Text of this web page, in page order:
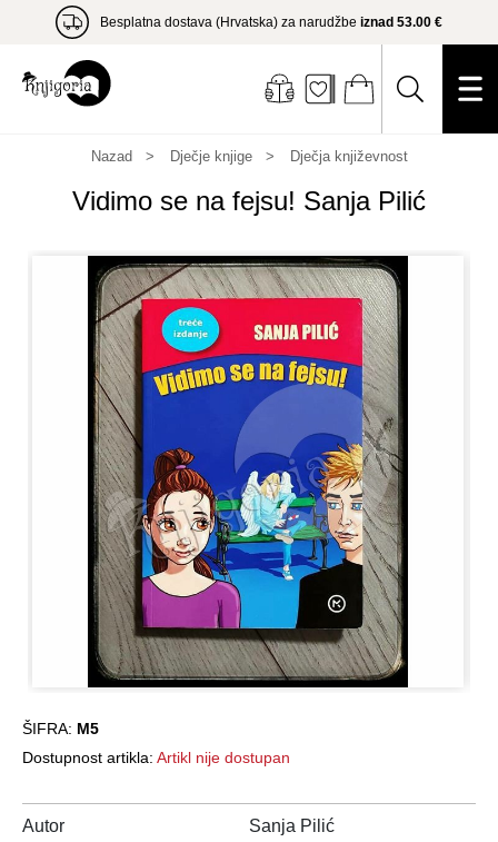
Besplatna dostava (Hrvatska) za narudžbe iznad 53.00 €
Nazad Dječje knjige Dječja književnost
Vidimo se na fejsu! Sanja Pilić
ŠIFRA: M5
Dostupnost artikla: Artikl nije dostupan
Autor Sanja Pilić